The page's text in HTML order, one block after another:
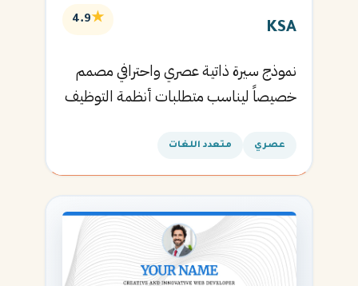
KSA
★
4.9
نموذج سيرة ذاتية عصري واحترافي مصمم
خصيصاً ليناسب متطلبات أنظمة التوظيف
القادمة.
عصري متعدد اللغات